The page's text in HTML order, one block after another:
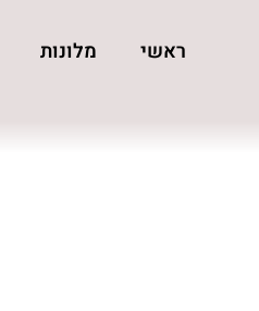
ראשי מלונות